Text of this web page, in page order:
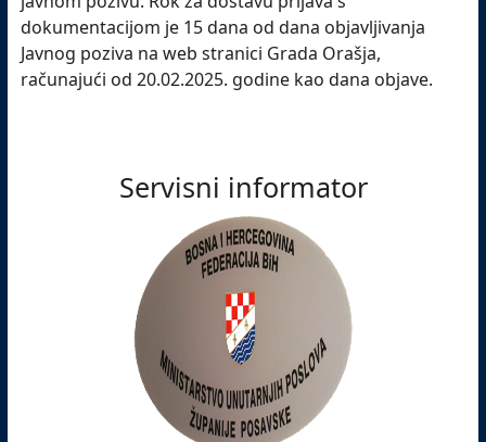
dokumentacijom je 15 dana od dana objavljivanja
Javnog poziva na web stranici Grada Orašja,
računajući od 20.02.2025. godine kao dana objave.
Servisni informator